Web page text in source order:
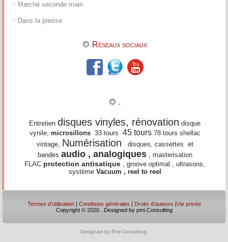
Marché seconde main
Dans la presse
Réseaux sociaux
.
Entretien disques vinyles, rénovation disque
vynile, microsillons33 tours 45 tours78 tours shellac
vintage, Numérisation disques, cassettes et
bandes audio , analogiques, masterisation
FLAC protection antisatique , groove optimal , ultrasons,
système Vacuum , reel to reel
Termes d'utilisation| Condtions générales | Droits d'auteurs |Vie privée
Copyright © 2020 . Designed by pmi Consulting
Designed by Pmi Consulting.